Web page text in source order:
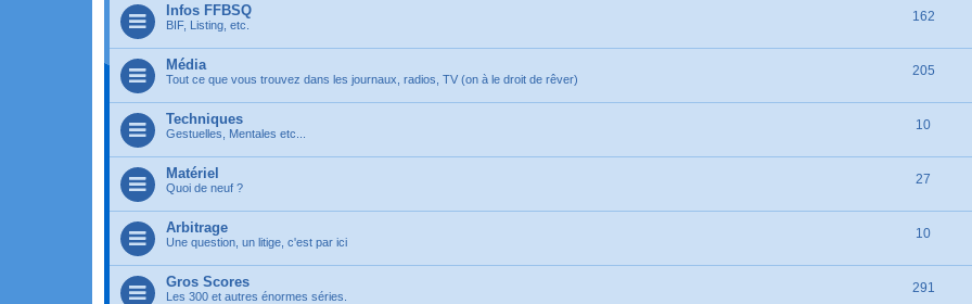
Infos FFBSQ
BIF, Listing, etc.
162
Média
Tout ce que vous trouvez dans les journaux, radios, TV (on à le droit de rêver)
205
Techniques
Gestuelles, Mentales etc...
10
Matériel
Quoi de neuf ?
27
Arbitrage
Une question, un litige, c'est par ici
10
Gros Scores
Les 300 et autres énormes séries.
291